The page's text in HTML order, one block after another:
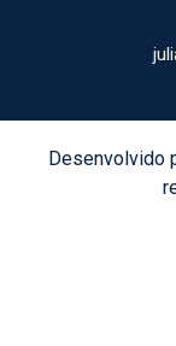
Desenvolvido